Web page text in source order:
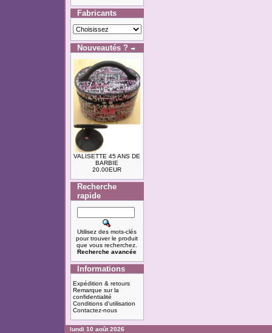
Fabricants
Nouveautés ?
VALISETTE 45 ANS DE
BARBIE
20.00EUR
Recherche
rapide
Utilisez des mots-clés
pour trouver le produit
que vous recherchez.
Recherche avancée
Informations
Expédition & retours
Remarque sur la
confidentialité
Conditions d'utilisation
Contactez-nous
lundi 10 août 2026